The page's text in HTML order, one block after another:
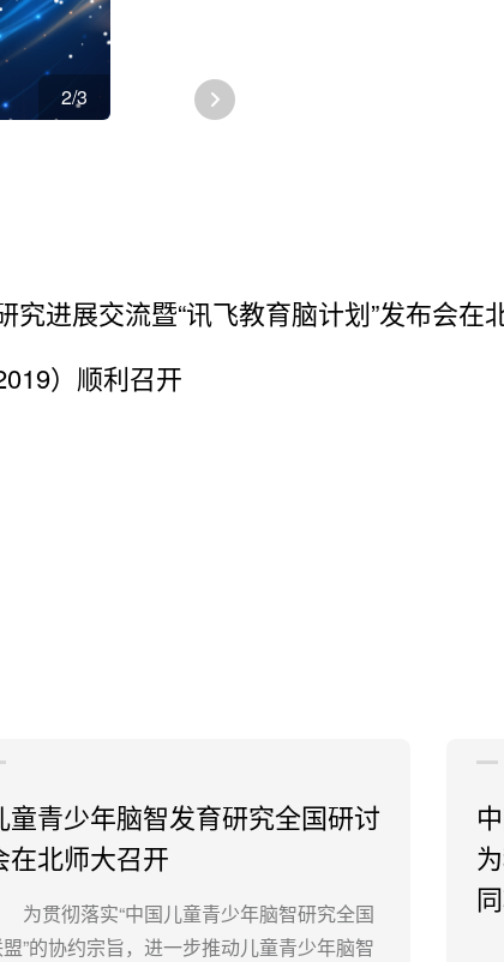
2/3
进展交流暨“讯飞教育脑计划”发布会在
）顺利召开
童青少年脑智发育研究全国研讨
在北师大召开
为贯彻落实“中国儿童青少年脑智研究全国
”的协约宗旨，进一步推动儿童青少年脑智